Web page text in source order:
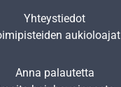
Yhteystiedot
aukioloajat
Anna palautetta